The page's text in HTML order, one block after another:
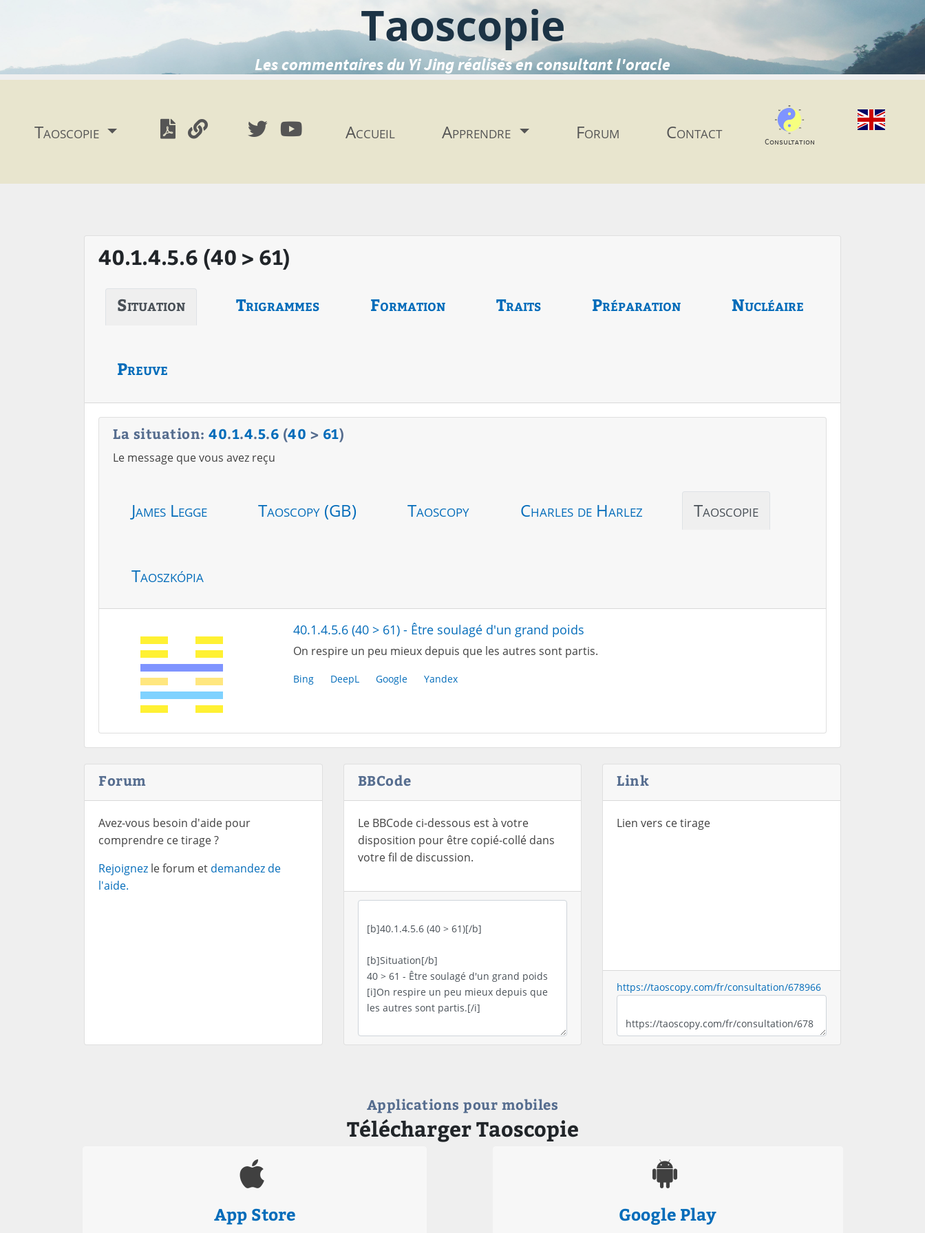
Taoscopie
Les commentaires du Yi Jing réalisés en consultant l'oracle
Taoscopie Accueil Apprendre Forum Contact Consultation
40.1.4.5.6 (40 > 61)
Situation Trigrammes Formation Traits Préparation Nucléaire
Preuve
La situation: 40.1.4.5.6 (40 > 61)
Le message que vous avez reçu
James Legge Taoscopy (GB) Taoscopy Charles de Harlez Taoscopie
Taoszkópia
40.1.4.5.6 (40 > 61) - Être soulagé d'un grand poids
On respire un peu mieux depuis que les autres sont partis.
Bing DeepL Google Yandex
Forum
Avez-vous besoin d'aide pour
comprendre ce tirage ?
Rejoignez le forum et demandez de
l'aide.
BBCode
Le BBCode ci-dessous est à votre
disposition pour être copié-collé dans
votre fil de discussion.
Link
Lien vers ce tirage
https://taoscopy.com/fr/consultation/678966
Applications pour mobiles
Télécharger Taoscopie
App Store Google Play